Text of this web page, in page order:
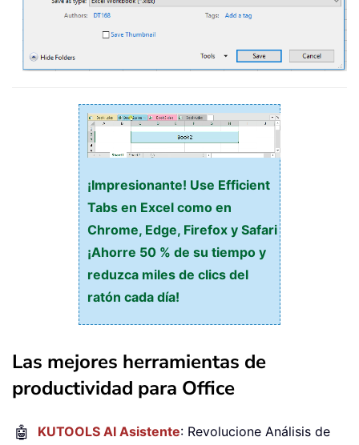
¡Impresionante! Use Efficient
Tabs en Excel como en
Chrome, Edge, Firefox y Safari
¡Ahorre 50 % de su tiempo y
reduzca miles de clics del
ratón cada día!
Las mejores herramientas de
productividad para Office
🤖 KUTOOLS AI Asistente: Revolucione Análisis de